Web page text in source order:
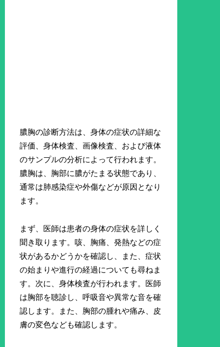
膿胸の診断方法は、身体の症状の詳細な
評価、身体検査、画像検査、および液体
のサンプルの分析によって行われます。
膿胸は、胸部に膿がたまる状態であり、
通常は肺感染症や外傷などが原因となり
ます。
まず、医師は患者の身体の症状を詳しく
聞き取ります。咳、胸痛、発熱などの症
状があるかどうかを確認し、また、症状
の始まりや進行の経過についても尋ねま
す。次に、身体検査が行われます。医師
は胸部を聴診し、呼吸音や異常な音を確
認します。また、胸部の腫れや痛み、皮
膚の変色なども確認します。